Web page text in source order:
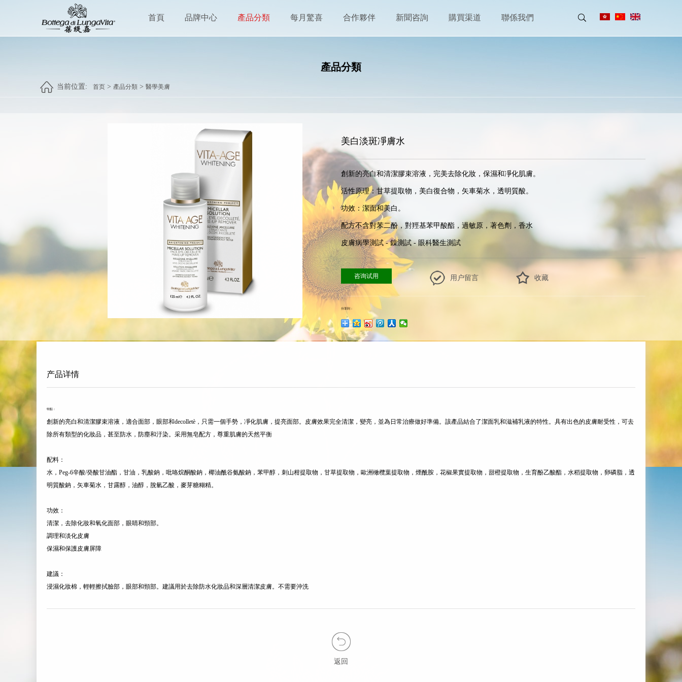
首頁 品牌中心 產品分類 每月驚喜 合作夥伴 新聞咨詢 購買渠道 聯係我們
產品分類
当前位置: 首页 > 產品分類 > 醫學美膚
美白淡斑凈膚水
創新的亮白和清潔膠束溶液，完美去除化妝，保濕和凈化肌膚。
活性原理：甘草提取物，美白復合物，矢車菊水，透明質酸。
功效：潔面和美白。
配方不含對苯二酚，對羥基苯甲酸酯，過敏原，著色劑，香水
皮膚病學測試 - 鎳測試 - 眼科醫生測試
咨询试用 用户留言 收藏
分享到：
产品详情
特點：
創新的亮白和清潔膠束溶液，適合面部，眼部和decolletè，只需一個手勢，凈化肌膚，提亮面部。皮膚效果完全清潔，變亮，並為日常治療做好準備。該產品結合了潔面乳和滋補乳液的特性。具有出色的皮膚耐受性，可去
除所有類型的化妝品，甚至防水，防塵和汙染。采用無皂配方，尊重肌膚的天然平衡
配料：
水，Peg-6辛酸/癸酸甘油酯，甘油，乳酸鈉，吡咯烷酮酸鈉，椰油酰谷氨酸鈉，苯甲醇，刺山柑提取物，甘草提取物，歐洲橄欖葉提取物，煙酰胺，花椒果實提取物，甜橙提取物，生育酚乙酸酯，水稻提取物，卵磷脂，透
明質酸鈉，矢車菊水，甘露醇，油醇，脫氫乙酸，麥芽糖糊精。
功效：
清潔，去除化妝和氧化面部，眼睛和頸部。
調理和淡化皮膚
保濕和保護皮膚屏障
建議：
浸濕化妝棉，輕輕擦拭臉部，眼部和頸部。建議用於去除防水化妝品和深層清潔皮膚。不需要沖洗
返回